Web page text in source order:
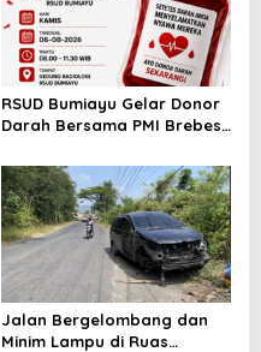
RSUD Bumiayu Gelar Donor
Darah Bersama PMI Brebes
Indonesia
Jalan Bergelombang dan
Minim Lampu di Ruas